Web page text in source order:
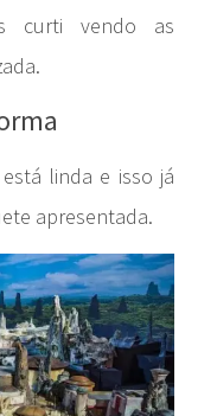
curti vendo as
linda e isso já
apresentada.